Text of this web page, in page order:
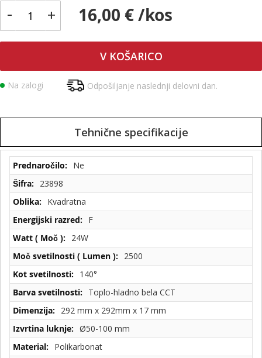
- + 16,00 € /kos
V KOŠARICO
Na zalogi Odpošiljanje naslednji delovni dan.
Tehnične specifikacije
Tehnične
specifikacije
Ne
23898
Kvadratna
F
24W
2500
140°
Toplo-hladno bela CCT
292 mm x 292mm x 17 mm
Ø50-100 mm
Polikarbonat